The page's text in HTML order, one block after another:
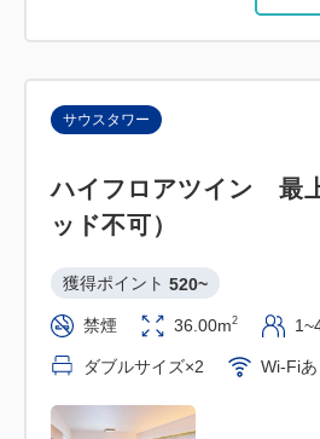
サウスタワー
ハイフロアツイン 最
ッド不可）
獲得ポイント 520~
禁煙 36.00m2
ダブルサイズ×2 Wi-Fiあ